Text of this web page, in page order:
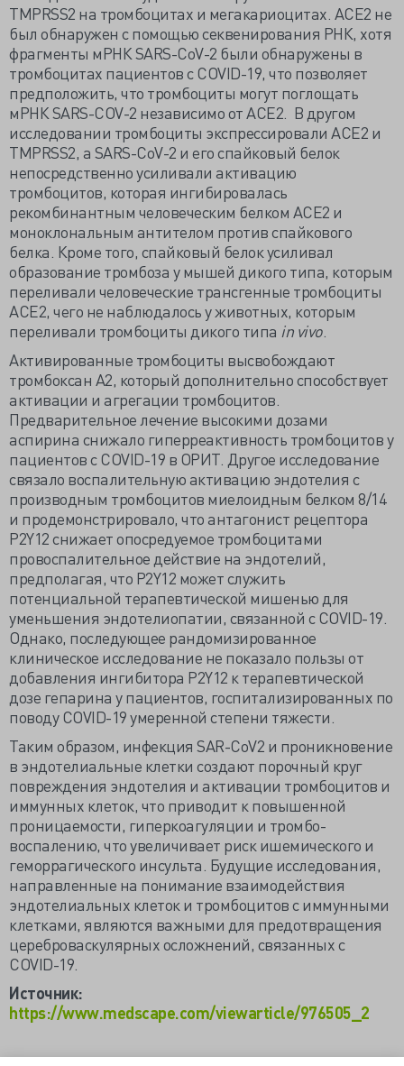
TMPRSS2 на тромбоцитах и мегакариоцитах. ACE2 не
был обнаружен с помощью секвенирования РНК, хотя
фрагменты мРНК SARS-CoV-2 были обнаружены в
тромбоцитах пациентов с COVID-19, что позволяет
предположить, что тромбоциты могут поглощать
мРНК SARS-COV-2 независимо от ACE2. В другом
исследовании тромбоциты экспрессировали ACE2 и
TMPRSS2, а SARS-CoV-2 и его спайковый белок
непосредственно усиливали активацию
тромбоцитов, которая ингибировалась
рекомбинантным человеческим белком ACE2 и
моноклональным антителом против спайкового
белка. Кроме того, спайковый белок усиливал
образование тромбоза у мышей дикого типа, которым
переливали человеческие трансгенные тромбоциты
ACE2, чего не наблюдалось у животных, которым
переливали тромбоциты дикого типа in vivo.
Активированные тромбоциты высвобождают
тромбоксан А2, который дополнительно способствует
активации и агрегации тромбоцитов.
Предварительное лечение высокими дозами
аспирина снижало гиперреактивность тромбоцитов у
пациентов с COVID-19 в ОРИТ. Другое исследование
связало воспалительную активацию эндотелия с
производным тромбоцитов миелоидным белком 8/14
и продемонстрировало, что антагонист рецептора
P2Y12 снижает опосредуемое тромбоцитами
провоспалительное действие на эндотелий,
предполагая, что P2Y12 может служить
потенциальной терапевтической мишенью для
уменьшения эндотелиопатии, связанной с COVID-19.
Однако, последующее рандомизированное
клиническое исследование не показало пользы от
добавления ингибитора P2Y12 к терапевтической
дозе гепарина у пациентов, госпитализированных по
поводу COVID-19 умеренной степени тяжести.
Таким образом, инфекция SAR-CoV2 и проникновение
в эндотелиальные клетки создают порочный круг
повреждения эндотелия и активации тромбоцитов и
иммунных клеток, что приводит к повышенной
проницаемости, гиперкоагуляции и тромбо-
воспалению, что увеличивает риск ишемического и
геморрагического инсульта. Будущие исследования,
направленные на понимание взаимодействия
эндотелиальных клеток и тромбоцитов с иммунными
клетками, являются важными для предотвращения
цереброваскулярных осложнений, связанных с
COVID-19.
Источник:
https://www.medscape.com/viewarticle/976505_2